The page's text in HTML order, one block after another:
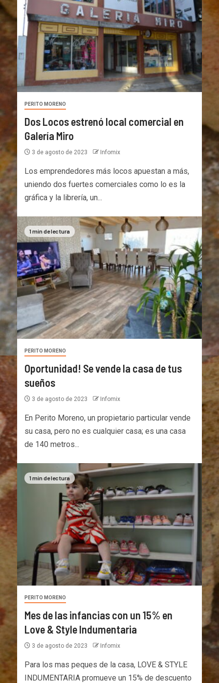
PERITO MORENO
Dos Locos estrenó local comercial en
Galería Miro
3 de agosto de 2023 Infomix
Los emprendedores más locos apuestan a más,
uniendo dos fuertes comerciales como lo es la
gráfica y la librería, un...
1 min de lectura
PERITO MORENO
Oportunidad! Se vende la casa de tus
sueños
3 de agosto de 2023 Infomix
En Perito Moreno, un propietario particular vende
su casa, pero no es cualquier casa; es una casa
de 140 metros...
1 min de lectura
PERITO MORENO
Mes de las infancias con un 15% en
Love & Style Indumentaria
3 de agosto de 2023 Infomix
Para los mas peques de la casa, LOVE & STYLE
INDUMENTARIA promueve un 15% de descuento